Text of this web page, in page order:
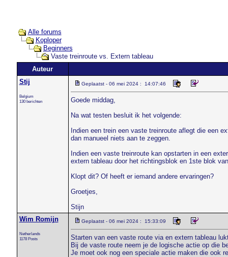
Alle forums
Koploper
Beginners
Vaste treinroute vs. Extern tableau
Auteur
Stij
Belgium
130 berichten
Geplaatst - 06 mei 2024 : 14:07:46
Goede middag,
Na wat testen besluit ik het volgende:
Indien een trein een vaste treinroute aflegt die een
dan manueel niets aan te zeggen.
Indien een vaste treinroute kan opstarten in een
extern tableau door het richtingsblok en 1ste blok
Klopt dit? Of heeft er iemand andere ervaringen?
Groetjes,
Stijn
Wim Romijn
Netherlands
1178 Posts
Geplaatst - 06 mei 2024 : 15:33:09
Starten van een vaste route via en extern tableau
Bij de vaste route neem je de logische actie op die
Je moet ook nog een speciale actie maken die ook